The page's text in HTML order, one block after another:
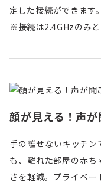
定した接続ができます。
※接続は2.4GHzのみと
顔が見える！声
手の離せないキッチ
も、離れた部屋の赤
さを軽減。プライベ